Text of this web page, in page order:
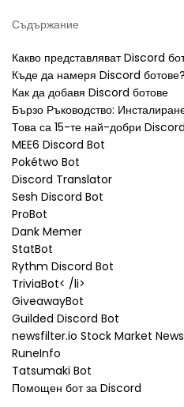
Съдържание
Какво представляват Discord
Къде да намеря Discord ботове?
Как да добавя Discord ботове
Бързо Ръководство:
Това са 15-те най-добри
MEE6 Discord Bot
Pokétwo Bot
Discord Translator
Sesh Discord Bot
ProBot
Dank Memer
StatBot
Rythm Discord Bot
TriviaBot< /li>
GiveawayBot
Guilded Discord Bot
newsfilter.io Stock Market
RuneInfo
Tatsumaki Bot
Помощен бот за Discord